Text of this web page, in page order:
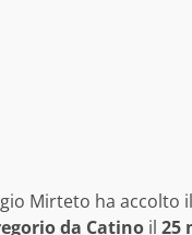
Mirteto ha accolto
da Catino il 25